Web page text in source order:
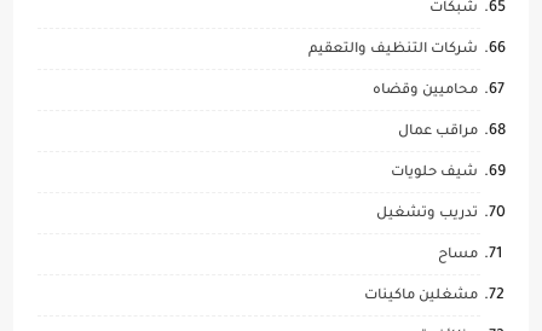
شبكات
شركات التنظيف والتعقيم
محاميين وقضاه
مراقب عمال
شيف حلويات
تدريب وتشغيل
مساح
مشغلين ماكينات